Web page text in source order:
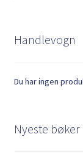
Handlevogn
Du har ingen
Nyeste bøker